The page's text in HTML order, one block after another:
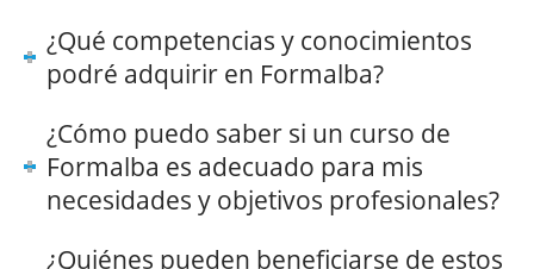
¿Qué competencias y conocimientos
podré adquirir en Formalba?
¿Cómo puedo saber si un curso de
Formalba es adecuado para mis
necesidades y objetivos profesionales?
¿Quiénes pueden beneficiarse de estos